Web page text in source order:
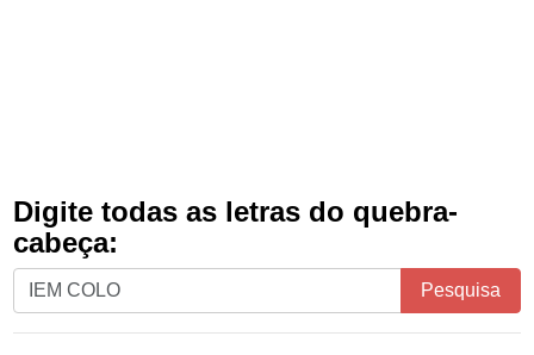
Digite todas as letras do quebra-
cabeça:
Digite
todas
Pesquisa